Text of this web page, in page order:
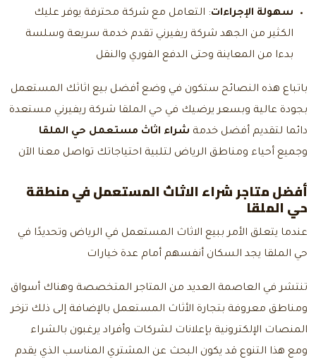
سهولة الإجراءات: التعامل مع شركة محترفة يوفر عليك
الكثير من الجهد شركة ريفيرني تقدم خدمة سريعة وسلسة
بدءا من المعاينة وحتى الدفع الفوري والنقل
باتباع هذه النصائح ستكون في وضع أفضل بيع اثاثك المستعمل
بجودة عالية وبسعر يرضيك في حي الملقا شركة ريفيرني مستعدة
دائما لتقديم أفضل خدمة شراء اثاث مستعمل حي الملقا
وجميع أحياء ومناطق الرياض لتلبية احتياجاتك تواصل معنا الآن
أفضل متاجر شراء الاثاث المستعمل في منطقة
حي الملقا
عندما يتعلق الأمر ببيع الاثاث المستعمل في الرياض وتحديدًا في
حي الملقا يجد السكان أنفسهم أمام عدة خيارات
تنتشر في العاصمة العديد من المتاجر المتخصصة وهناك أسواق
ومناطق معروفة بتجارة الأثاث المستعمل بالإضافة إلى ذلك تزخر
المنصات الإلكترونية بإعلانات لشركات وأفراد يرغبون بالشراء
ومع هذا التنوع قد يكون البحث عن المشتري المناسب الذي يقدم